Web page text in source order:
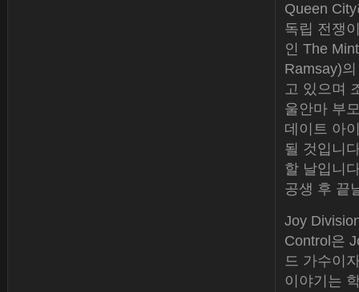
Queen
독립 전쟁
인 The
Ramsay)
고 있으며
울안마 부
데이트 아
될 것입니
할 날입니
공생 후 끝
Joy
Control은
드 가수이
이야기는